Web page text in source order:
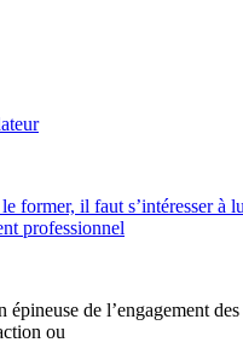
former, il faut s’intéresser à
professionnel
de l’engagement
ou